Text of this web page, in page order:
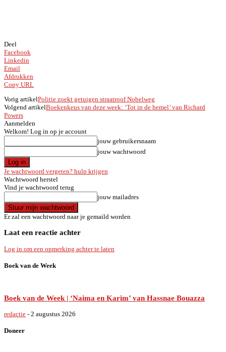
Deel
Facebook
Linkedin
Email
Afdrukken
Copy URL
Vorig artikelPolitie zoekt getuigen straatroof Nobelweg
Volgend artikelBoekenkeus van deze week: ‘Tot in de hemel’ van Richard
Powers
Aanmelden
Welkom! Log in op je account
jouw gebruikersnaam
jouw wachtwoord
Je wachtwoord vergeten? hulp krijgen
Wachtwoord herstel
Vind je wachtwoord terug
jouw mailadres
Er zal een wachtwoord naar je gemaild worden
Laat een reactie achter
Log in om een opmerking achter te laten
Boek van de Week
Boek van de Week | ‘Naima en Karim’ van Hassnae Bouazza
redactie - 2 augustus 2026
Doneer